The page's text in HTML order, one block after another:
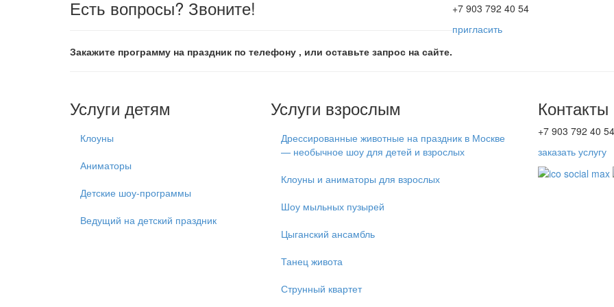
Есть вопросы? Звоните!
Закажите программу на праздник по телефону , или оставьте запрос на сайте.
+7 903 792 40 54
пригласить
Услуги детям
Клоуны
Аниматоры
Детские шоу-программы
Ведущий на детский праздник
Услуги взрослым
Дрессированные животные на праздник в Москве
— необычное шоу для детей и взрослых
Клоуны и аниматоры для взрослых
Шоу мыльных пузырей
Цыганский ансамбль
Танец живота
Струнный квартет
Контакты
+7 903 792 40 54
заказать услугу